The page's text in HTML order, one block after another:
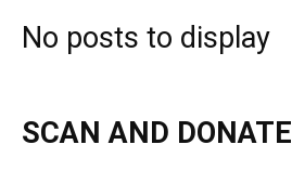
No posts to display
SCAN AND DONATE